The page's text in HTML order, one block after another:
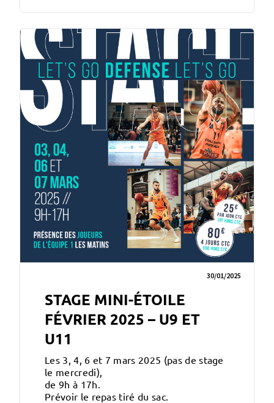
30/01/2025
STAGE MINI-ÉTOILE
FÉVRIER 2025 – U9 ET
U11
Les 3, 4, 6 et 7 mars 2025 (pas de stage
le mercredi),
de 9h à 17h.
Prévoir le repas tiré du sac.